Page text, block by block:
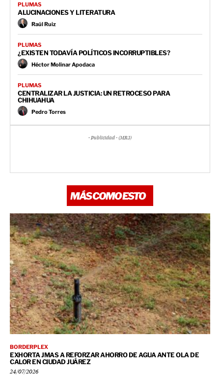
PLUMAS
ALUCINACIONES Y LITERATURA
Raúl Ruiz
PLUMAS
¿EXISTEN TODAVÍA POLÍTICOS INCORRUPTIBLES?
Héctor Molinar Apodaca
PLUMAS
CENTRALIZAR LA JUSTICIA: UN RETROCESO PARA
CHIHUAHUA
Pedro Torres
- Publicidad - (MR3)
MÁS COMO ESTO
BORDERPLEX
EXHORTA JMAS A REFORZAR AHORRO DE AGUA ANTE OLA DE
CALOR EN CIUDAD JUÁREZ
24/07/2026